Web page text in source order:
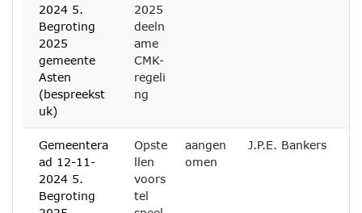
2024 5.
Begroting
2025
gemeente
Asten
(bespreekst
uk)
2025
deeln
ame
CMK-
regeli
ng
Gemeentera
ad 12-11-
2024 5.
Begroting
Opste
llen
voors
tel
aangen
omen
J.P.E. Bankers